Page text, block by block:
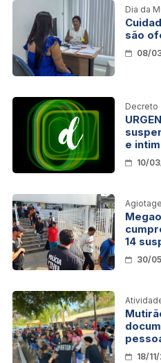
Dia da
são
08/
Decreto
e
10/
14
30/
18/